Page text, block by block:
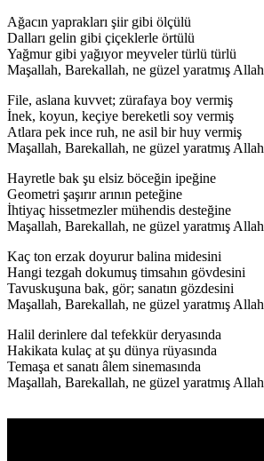
Ağacın yaprakları şiir gibi ölçülü
Dalları gelin gibi çiçeklerle örtülü
Yağmur gibi yağıyor meyveler türlü türlü
Maşallah, Barekallah, ne güzel yaratmış
File, aslana kuvvet; zürafaya boy vermiş
İnek, koyun, keçiye bereketli soy vermiş
Atlara pek ince ruh, ne asil bir huy vermiş
Maşallah, Barekallah, ne güzel yaratmış
Hayretle bak şu elsiz böceğin ipeğine
Geometri şaşırır arının peteğine
İhtiyaç hissetmezler mühendis desteğine
Maşallah, Barekallah, ne güzel yaratmış
Kaç ton erzak doyurur balina midesini
Hangi tezgah dokumuş timsahın gövdesini
Tavuskuşuna bak, gör; sanatın gözdesini
Maşallah, Barekallah, ne güzel yaratmış
Halil derinlere dal tefekkür deryasında
Hakikata kulaç at şu dünya rüyasında
Temaşa et sanatı âlem sinemasında
Maşallah, Barekallah, ne güzel yaratmış